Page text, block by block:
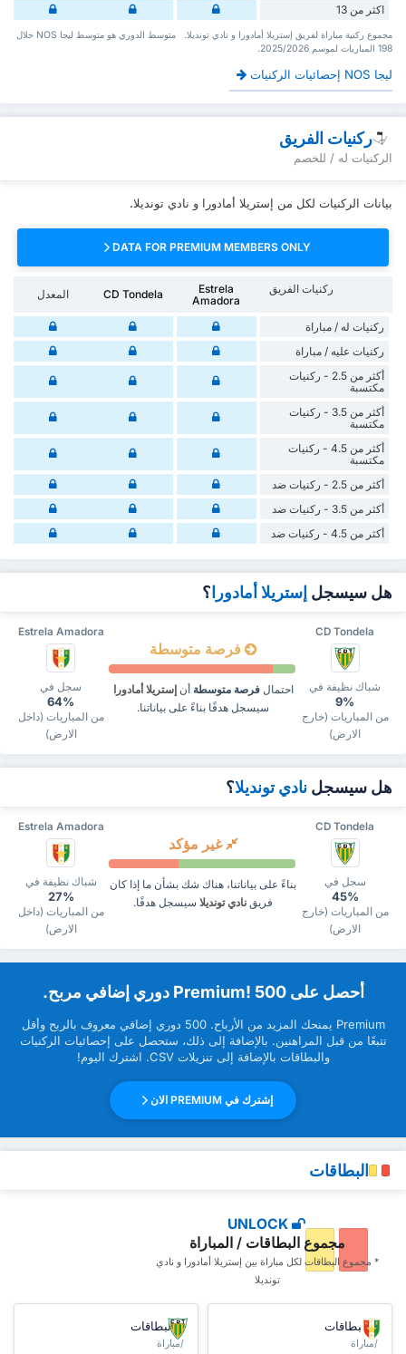
اكثر من 13
‏مجموع ركنية مباراة لفريق إستريلا أمادورا و نادي تونديلا. ‏‏ ‏ ‏متوسط الدوري هو متوسط ليجا NOS ‏خلال
198 ‏المباريات لموسم 2025/2026.
ليجا NOS إحصائيات الركنيات
ركنيات الفريق
الركنيات له / للخصم
بيانات الركنيات لكل من إستريلا أمادورا و نادي تونديلا.
DATA FOR PREMIUM MEMBERS ONLY
ركنيات الفريق
Estrela
Amadora
CD Tondela المعدل
‏ركنيات له / مباراة
‏ركنيات ‏عليه / مباراة
أكثر من 2.5 - ركنيات
مكتسبة
أكثر من 3.5 - ركنيات
مكتسبة
أكثر من 4.5 - ركنيات
مكتسبة
أكثر من 2.5 - ركنيات ضد
أكثر من 3.5 - ركنيات ضد
أكثر من 4.5 - ركنيات ضد
هل سيسجل إستريلا أمادورا؟
Estrela Amadora CD Tondela
سجل في
64%
من المباريات (داخل
الارض)
فرصة متوسطة
احتمالفرصة متوسطة أنإستريلا أمادورا
سيسجل هدفًا بناءً على بياناتنا.
شباك نظيفة في
9%
من المباريات (خارج
الارض)
هل سيسجل نادي تونديلا؟
Estrela Amadora CD Tondela
شباك نظيفة في
27%
من المباريات (داخل
الارض)
غير مؤكد
بناءً على بياناتنا، هناك شك بشأن ما إذا كان
فريق نادي تونديلا سيسجل هدفًا.
سجل في
45%
من المباريات (خارج
الارض)
‏أحصل على Premium! 500 دوري إضافي مربح.
Premium ‏يمنحك المزيد من ‏الأرباح. 500 دوري إضافي معروف بالربح وأقل
تتبعًا من قبل ‏المراهنين. بالإضافة إلى ذلك، ستحصل على إحصائيات الركنيات
والبطاقات بالإضافة إلى تنزيلات CSV. اشترك اليوم!
إشترك في PREMIUM الان
البطاقات
UNLOCK
مجموع البطاقات / المباراة
* مجموع البطاقات ‏لكل مباراة بين إستريلا أمادورا و نادي
تونديلا
البطاقات
/مباراة
البطاقات
/مباراة